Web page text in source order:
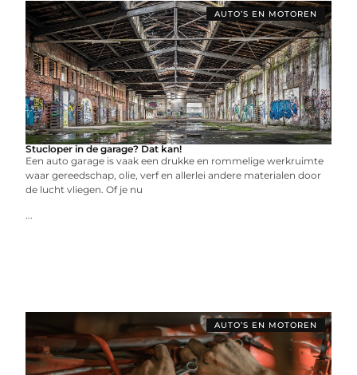
AUTO’S EN MOTOREN
Stucloper in de garage? Dat kan!
Een auto garage is vaak een drukke en rommelige werkruimte
waar gereedschap, olie, verf en allerlei andere materialen door
de lucht vliegen. Of je nu
...
AUTO’S EN MOTOREN